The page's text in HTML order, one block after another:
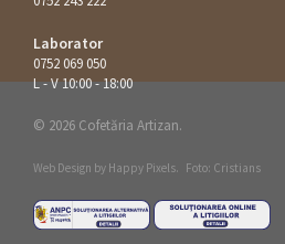
Laborator
0752 069 050
L - V 10:00 - 18:00
© 2026 Cofetăria Artizan.
Web Design by Happy Pixels. Foto: Cristians